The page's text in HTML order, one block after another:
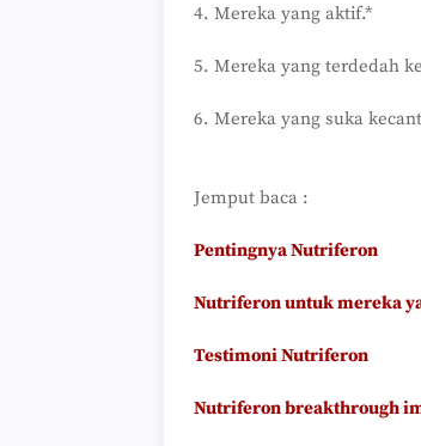
4. Mereka yang aktif.*
5. Mereka yang terdedah
6. Mereka yang suka
Jemput baca :
Pentingnya Nutriferon
Nutriferon untuk mereka
Testimoni Nutriferon
Nutriferon breakthrough